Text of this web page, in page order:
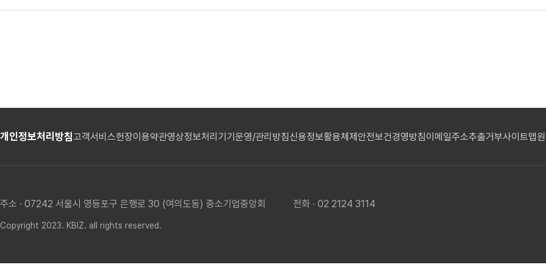
개인정보처리방침고객서비스헌장이용약관영상정보처리기기운영/관리방침신용정보활용체제 안전보건경영방침이메일주소추출거부사이트맵
주소 · 07242 서울시 영등포구 은행로 30 (여의도동) 중소기업중앙회 전화 · 02 2124 3114
Copyright 2023. KBIZ. all rights reserved.